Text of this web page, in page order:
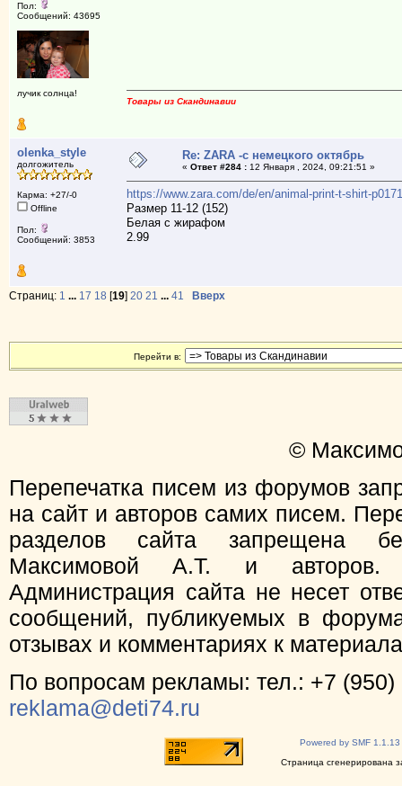
Пол:
Сообщений: 43695
лучик солнца!
Товары из Скандинавии
olenka_style
долгожитель
Карма: +27/-0
Offline
Пол:
Сообщений: 3853
Re: ZARA -с немецкого октябрь
« Ответ #284 :12 Января , 2024, 09:21:51 »
https://www.zara.com/de/en/animal-print-t-shirt-
Размер 11-12 (152)
Белая с жирафом
2.99
Страниц: 1 ... 17 18 [19] 20 21 ... 41 Вверх
Перейти в:
©
Перепечатка писем из форумов
на сайт и авторов самих писем.
разделов сайта запрещена
Максимовой А.Т. и
Администрация сайта не несет
сообщений, публикуемых в
отзывах и комментариях к
По вопросам рекламы: тел.: +7 (950)
reklama@deti74.ru
Powered by SMF 1.1.13
Страница сгенерирована